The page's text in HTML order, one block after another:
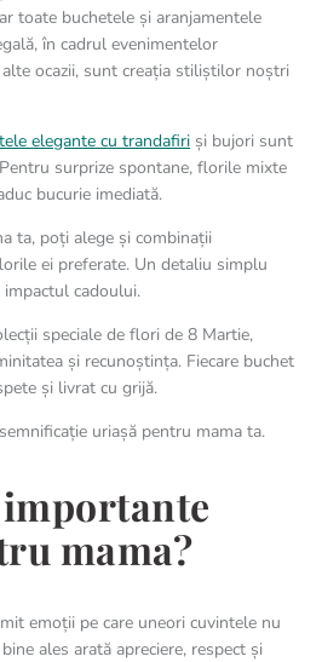
toate buchetele și aranjamentele
în cadrul evenimentelor
ocazii, sunt creația stiliștilor noștri
elegante cu trandafiri și bujori sunt
surprize spontane, florile mixte
bucurie imediată.
ta, poți alege și combinații
ei preferate. Un detaliu simplu
cadoului.
speciale de flori de 8 Martie,
și recunoștința. Fiecare buchet
și livrat cu grijă.
uriașă pentru mama ta.
mama?
emoții pe care uneori cuvintele nu
ales arată apreciere, respect și